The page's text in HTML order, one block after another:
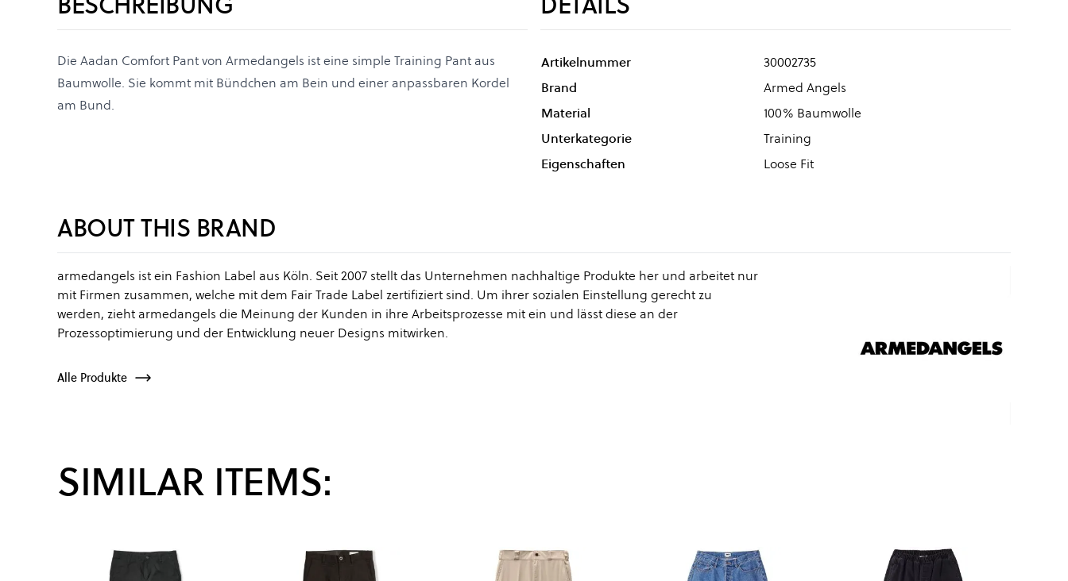
Die Aadan Comfort Pant von Armedangels ist eine simple Training Pant aus
Baumwolle. Sie kommt mit Bündchen am Bein und einer anpassbaren Kordel
am Bund.
Artikelnummer
30002735
Brand
Armed Angels
Material
100% Baumwolle
Unterkategorie
Training
Eigenschaften
Loose Fit
ABOUT THIS BRAND
armedangels ist ein Fashion Label aus Köln. Seit 2007 stellt das Unternehmen nachhaltige Produkte her und arbeitet nur
mit Firmen zusammen, welche mit dem Fair Trade Label zertifiziert sind. Um ihrer sozialen Einstellung gerecht zu
werden, zieht armedangels die Meinung der Kunden in ihre Arbeitsprozesse mit ein und lässt diese an der
Prozessoptimierung und der Entwicklung neuer Designs mitwirken.
Alle Produkte
SIMILAR ITEMS: